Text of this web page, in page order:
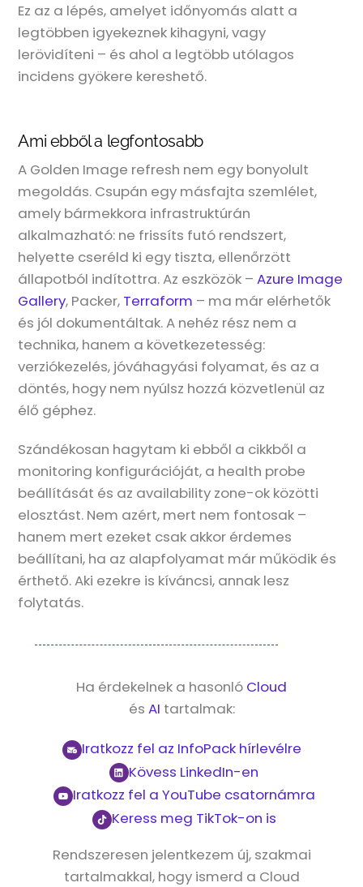
Ez az a lépés, amelyet időnyomás alatt a
legtöbben igyekeznek kihagyni, vagy
lerövidíteni – és ahol a legtöbb utólagos
incidens gyökere kereshető.
Ami ebből a legfontosabb
A Golden Image refresh nem egy bonyolult
megoldás. Csupán egy másfajta szemlélet,
amely bármekkora infrastruktúrán
alkalmazható: ne frissíts futó rendszert,
helyette cseréld ki egy tiszta, ellenőrzött
állapotból indítottra. Az eszközök –Azure Image
Gallery, Packer, Terraform – ma már elérhetők
és jól dokumentáltak. A nehéz rész nem a
technika, hanem a következetesség:
verziókezelés, jóváhagyási folyamat, és az a
döntés, hogy nem nyúlsz hozzá közvetlenül az
élő géphez.
Szándékosan hagytam ki ebből a cikkből a
monitoring konfigurációját, a health probe
beállítását és az availability zone-ok közötti
elosztást. Nem azért, mert nem fontosak –
hanem mert ezeket csak akkor érdemes
beállítani, ha az alapfolyamat már működik és
érthető. Aki ezekre is kíváncsi, annak lesz
folytatás.
Ha érdekelnek a hasonló Cloud
és AI tartalmak:
Iratkozz fel az InfoPack hírlevélre
Kövess LinkedIn-en
Iratkozz fel a YouTube csatornámra
Keress meg TikTok-on is
Rendszeresen jelentkezem új, szakmai
tartalmakkal, hogy ismerd a Cloud